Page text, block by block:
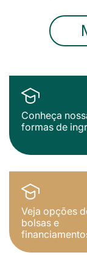
Conheça
formas de
Veja opções
bolsas e